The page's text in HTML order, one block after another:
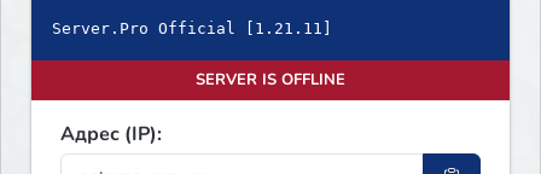
SERVER IS OFFLINE
Адрес (IP):